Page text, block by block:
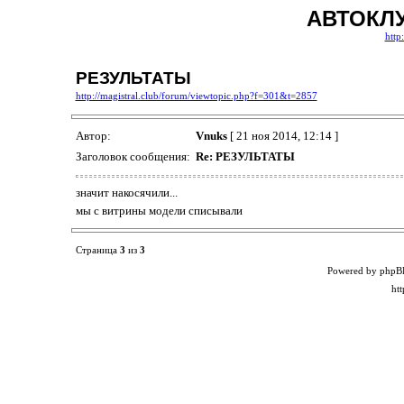
РЕЗУЛЬТАТЫ
http://magistral.club/forum/viewtopic.php?f=301&t=2857
Автор: Vnuks[ 21 ноя 2014, 12:14 ]
Заголовок сообщения: Re: РЕЗУЛЬТАТЫ
значит накосячили...
мы с витрины модели списывали
Страница 3 из 3
Powered by